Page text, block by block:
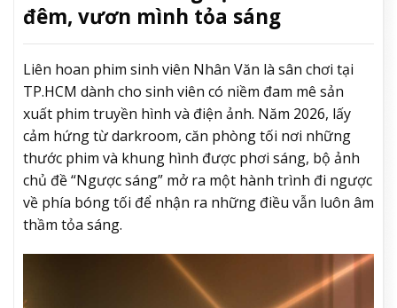
đêm, vươn mình tỏa sáng
Liên hoan phim sinh viên Nhân Văn là sân chơi tại
TP.HCM dành cho sinh viên có niềm đam mê sản
xuất phim truyền hình và điện ảnh. Năm 2026, lấy
cảm hứng từ darkroom, căn phòng tối nơi những
thước phim và khung hình được phơi sáng, bộ ảnh
chủ đề “Ngược sáng” mở ra một hành trình đi ngược
về phía bóng tối để nhận ra những điều vẫn luôn âm
thầm tỏa sáng.